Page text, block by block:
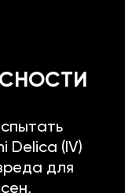
Delica (IV)
для